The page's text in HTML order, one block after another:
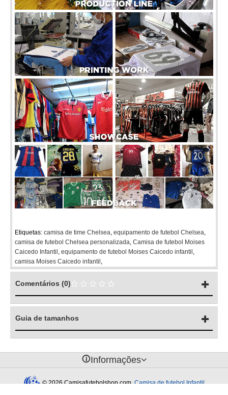
Etiquetas: camisa de time Chelsea equipamento de futebol Chelsea
camisa de futebol Chelsea personalizada Camisa de futebol Moises
Caicedo Infantil equipamento de futebol Moises Caicedo infantil
camisa Moises Caicedo infantil
Comentários (0)
Guia de tamanhos
󰈢Informações
© 2026 Camisafutebolshop.com.Camisa de futebol Infantil